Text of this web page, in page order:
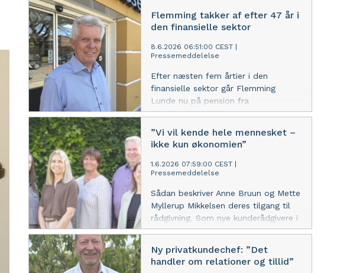
Flemming takker af efter 47 år i
den finansielle sektor
8.6.2026 06:51:00 CEST
Pressemeddelelse
Efter næsten fem årtier i den
finansielle sektor går Flemming
Lunde nu på pension fra
Andelskassen i Svendborg. Han kan
karriere præget af engagement,
faglighed og et særligt blik for nære
relationer.
”Vi vil kende hele mennesket –
ikke kun økonomien”
1.6.2026 07:59:00 CEST
Pressemeddelelse
Sådan beskriver Anne Bruun og Mette
Myllerup Mikkelsen deres tilgang til
rådgivning. Som nye kunderådgivere i
Andelskassen Sundhed har de fokus
sundhedsklinikkerne og arbejder
helhedsorienteret med samspillet
Ny privatkundechef: ”Det
handler om relationer og tillid”